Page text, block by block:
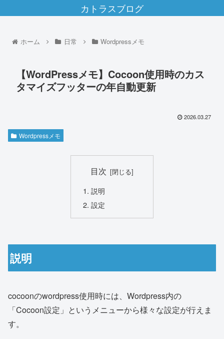
カトラスブログ
ホーム 日常 Wordpressメモ
【WordPressメモ】Cocoon使用時のカス
タマイズフッターの年自動更新
2026.03.27
Wordpressメモ
目次
説明
設定
説明
cocoonのwordpress使用時には、Wordpress内の
「Cocoon設定」というメニューから様々な設定が行えま
す。